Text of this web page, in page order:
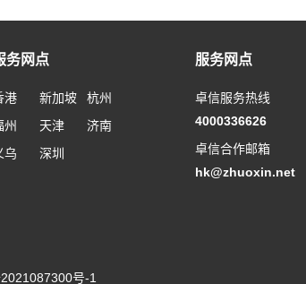
务网点
港 新加坡
杭州
州
天津
济南
乌
深圳
服务网点
卓信服务热线
4000336626
卓信合作邮箱
hk@zhuoxin.net
号-1